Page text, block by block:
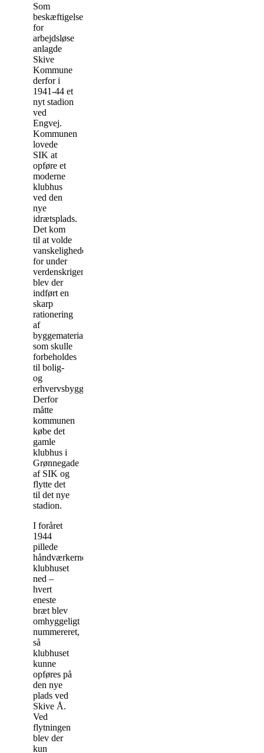
Som
beskæftigelsesarbejde
for
arbejdsløse
anlagde
Skive
Kommune
derfor i
1941-44 et
nyt stadion
ved
Engvej.
Kommunen
lovede
SIK at
opføre et
moderne
klubhus
ved den
nye
idrætsplads.
Det kom
til at volde
vanskeligheder,
for under
verdenskrigen
blev der
indført en
skarp
rationering
af
byggematerialer,
som skulle
forbeholdes
til bolig-
og
erhvervsbyggeri.
Derfor
måtte
kommunen
købe det
gamle
klubhus i
Grønnegade
af SIK og
flytte det
til det nye
stadion.
I foråret
1944
pillede
håndværkerne
klubhuset
ned –
hvert
eneste
bræt blev
omhyggeligt
nummereret,
så
klubhuset
kunne
opføres på
den nye
plads ved
Skive Å.
Ved
flytningen
blev der
kun